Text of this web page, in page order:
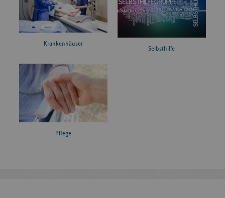
Krankenhäuser
Selbsthilfe
Pflege